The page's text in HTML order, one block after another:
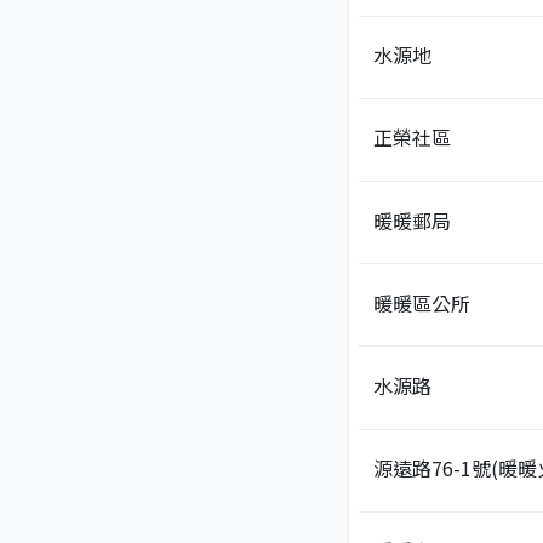
水源地
正榮社區
暖暖郵局
暖暖區公所
水源路
源遠路76-1號(暖